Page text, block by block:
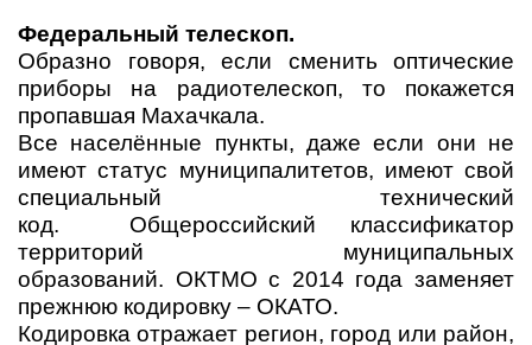
Федеральный телескоп.
Образно говоря, если сменить оптические
приборы на радиотелескоп, то покажется
пропавшая Махачкала.
Все населённые пункты, даже если они не
имеют статус муниципалитетов, имеют свой
специальный технический
код. Общероссийский классификатор
территорий муниципальных
образований. ОКТМО с 2014 года заменяет
прежнюю кодировку – ОКАТО.
Кодировка отражает регион, город или район,